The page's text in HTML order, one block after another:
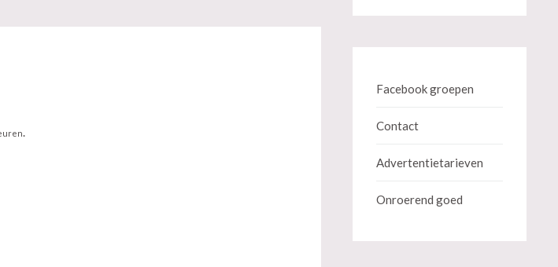
.
Facebook groepen
Contact
Advertentietarieven
Onroerend goed